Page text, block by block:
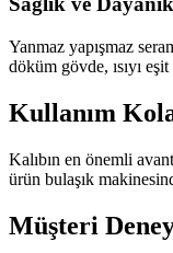
Yanmaz yapışmaz
döküm gövde, ısıyı
Kullanım
Kalıbın en önemli
ürün bulaşık
Müşteri